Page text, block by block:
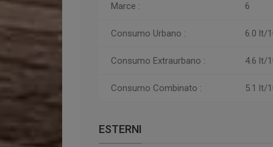
Marce : 6
Consumo Urbano : 6.0 lt/
Consumo Extraurbano : 4.6 lt/
Consumo Combinato : 5.1 lt/
ESTERNI